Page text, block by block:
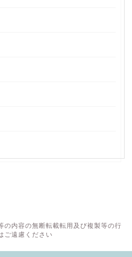
の内容の無断転載転用及び複製等の行
ご遠慮ください